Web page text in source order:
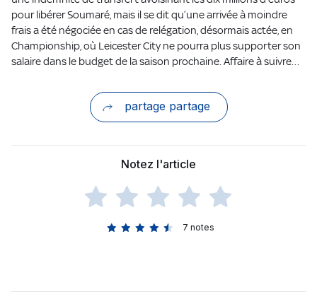
pour libérer Soumaré, mais il se dit qu’une arrivée à moindre
frais a été négociée en cas de relégation, désormais actée, en
Championship, où Leicester City ne pourra plus supporter son
salaire dans le budget de la saison prochaine. Affaire à suivre…
partage partage
Notez l'article
7 notes